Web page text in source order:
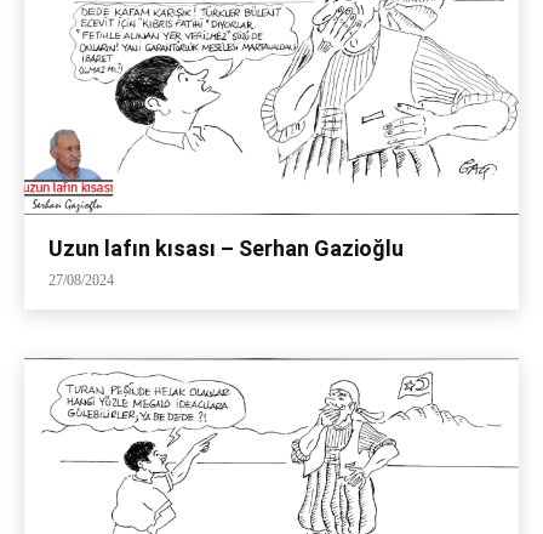
Uzun lafın kısası – Serhan Gazioğlu
27/08/2024